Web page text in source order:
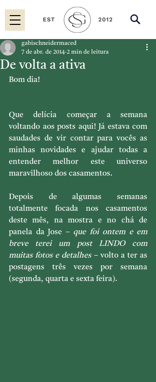
De volta a ativa
gabischneidermaced
7 de abr. de 2014 2 min de leitura
Bom dia!
Que delícia começar a semana
voltando aos posts aqui! Já estava com
saudades de vir contar para vocês as
minhas novidades e ajudar todas a
entender melhor este universo
maravilhoso dos casamentos.
Depois de algumas semanas
totalmente focada nos casamentos
deste mês, na mostra e no chá de
panela da Jose – que foi ontem e em
breve terei um post LINDO com
muitas fotos e detalhes – volto a ter as
postagens três vezes por semana
(segunda, quarta e sexta feira).